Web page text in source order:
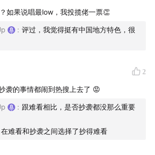
营造法式》、Top Dawg
戏诸侯、秦武王举鼎而亡、陈鹤皋《无
队威斯布鲁克、牛振华《背靠背，脸对
如果说唱最low，我投揽佬一票👏
: 评过，我觉得挺有中国地方特色，很
2
袭的事情都闹到热搜上去了 😡
: 跟难看相比，是否抄袭都没那么重要
在难看和抄袭之间选择了抄得难看